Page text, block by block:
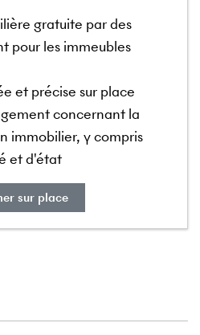
gratuite par des
pour les immeubles
et précise sur place
concernant la
immobilier, y compris
et d'état
sur place